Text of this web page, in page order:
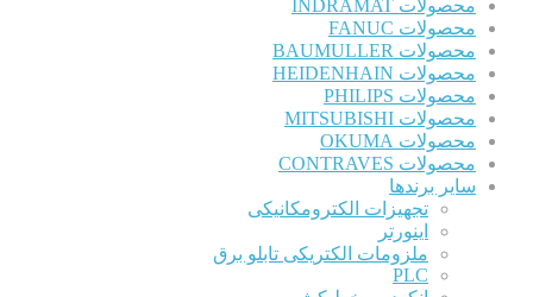
محصولات INDRAMAT
محصولات FANUC
محصولات BAUMULLER
محصولات HEIDENHAIN
محصولات PHILIPS
محصولات MITSUBISHI
محصولات OKUMA
محصولات CONTRAVES
سایر برندها
تجهیزات الکترومکانیکی
اینورتر
ملزومات الکتریکی تابلو برق
PLC